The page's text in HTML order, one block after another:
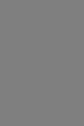
ックなクルーネック
まる、大人の余裕を